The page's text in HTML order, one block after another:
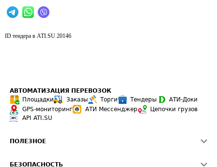
ID тендера в ATI.SU 20146
АВТОМАТИЗАЦИЯ ПЕРЕВОЗОК
Площадки
Заказы Торги Тендеры
АТИ-Доки
GPS-мониторинг
АТИ Мессенджер
Цепочки грузов
API ATI.SU
ПОЛЕЗНОЕ
БЕЗОПАСНОСТЬ